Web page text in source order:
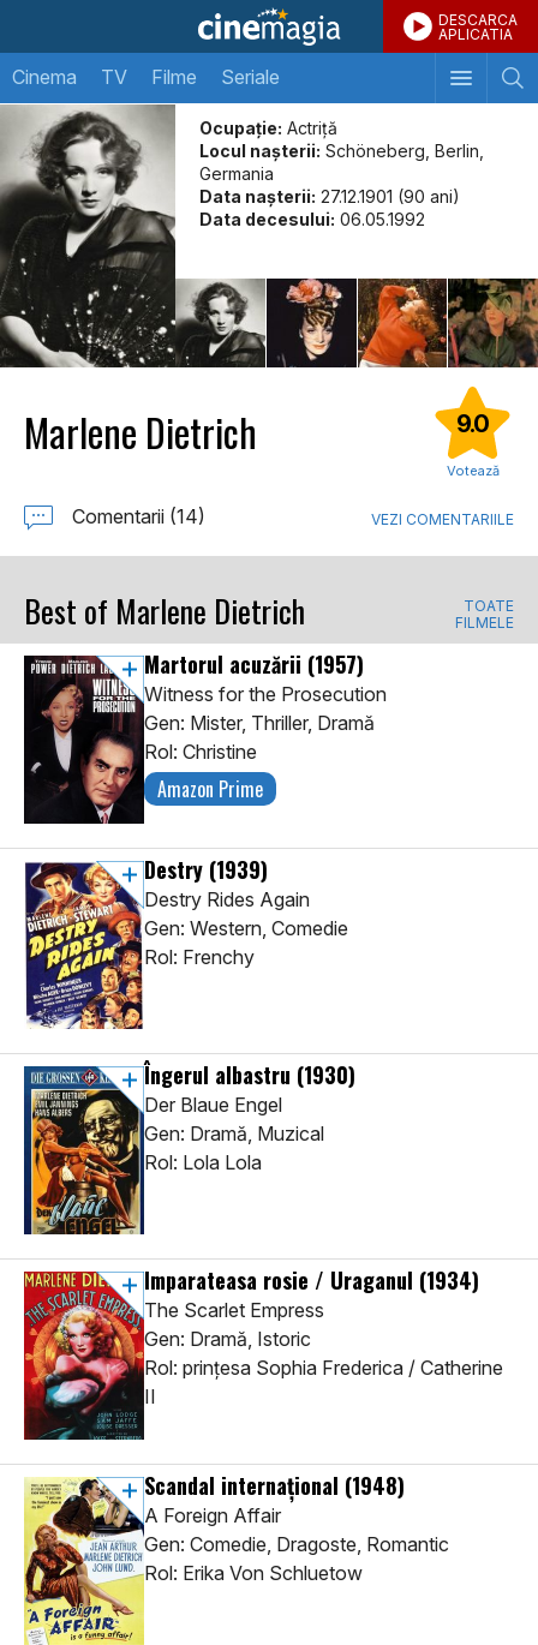
DESCARCA
APLICATIA
Cinema TV Filme Seriale
Ocupație: Actriță
Locul naşterii: Schöneberg, Berlin,
Germania
Data naşterii: 27.12.1901 (90 ani)
Data decesului: 06.05.1992
Marlene Dietrich 9.0
Votează
Comentarii (14) VEZI COMENTARIILE
Best of Marlene Dietrich
TOATE
FILMELE
Martorul acuzării (1957)
Witness for the Prosecution
Gen: Mister, Thriller, Dramă
Rol: Christine
Amazon Prime
Destry (1939)
Destry Rides Again
Gen: Western, Comedie
Rol: Frenchy
Îngerul albastru (1930)
Der Blaue Engel
Gen: Dramă, Muzical
Rol: Lola Lola
Imparateasa rosie / Uraganul (1934)
The Scarlet Empress
Gen: Dramă, Istoric
Rol: prințesa Sophia Frederica / Catherine
II
Scandal internațional (1948)
A Foreign Affair
Gen: Comedie, Dragoste, Romantic
Rol: Erika Von Schluetow